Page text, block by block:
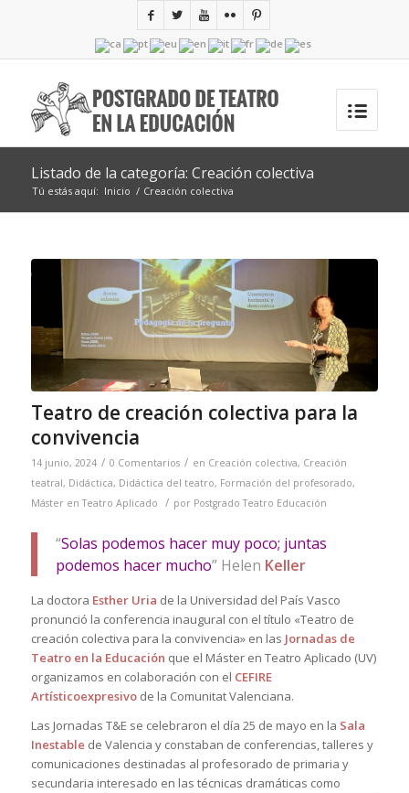
Listado de la categoría: Creación colectiva
Tú estás aquí: Inicio / Creación colectiva
Teatro de creación colectiva para la
convivencia
14 junio, 2024 / 0 Comentarios / en Creación colectiva, Creación
teatral, Didáctica, Didáctica del teatro, Formación del profesorado,
Máster en Teatro Aplicado
/ por Postgrado Teatro Educación
“Solas podemos hacer muy poco; juntas
podemos hacer mucho” Helen Keller
La doctora Esther Uria de la Universidad del País Vasco
pronunció la conferencia inaugural con el título «Teatro de
creación colectiva para la convivencia» en las Jornadas de
Teatro en la Educación que el Máster en Teatro Aplicado (UV)
organizamos en colaboración con el CEFIRE
Artísticoexpresivode la Comunitat Valenciana.
Las Jornadas T&E se celebraron el día 25 de mayo en la Sala
Inestable de Valencia y constaban de conferencias, talleres y
comunicaciones destinadas al profesorado de primaria y
secundaria interesado en las técnicas dramáticas como